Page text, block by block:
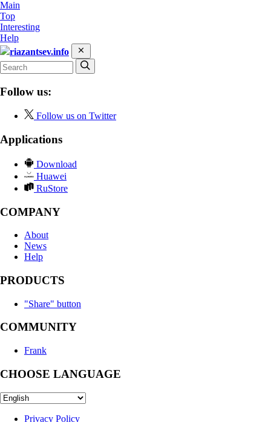
Main
Top
Interesting
Help
riazantsev.info
Follow us:
Follow us on Twitter
Applications
Download
Huawei
RuStore
COMPANY
About
News
Help
PRODUCTS
"Share" button
COMMUNITY
Frank
CHOOSE LANGUAGE
Privacy Policy